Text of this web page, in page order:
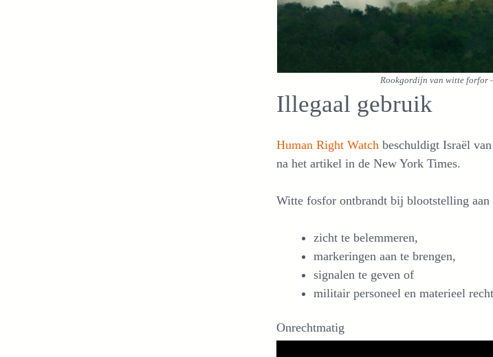
Rookgordijn van witte forfor
Illegaal gebruik
Human Right Watch beschuldigt Israël
na het artikel in de New York Times.
Witte fosfor ontbrandt bij blootstelling
zicht te belemmeren,
markeringen aan te brengen,
signalen te geven of
militair personeel en materieel
Onrechtmatig